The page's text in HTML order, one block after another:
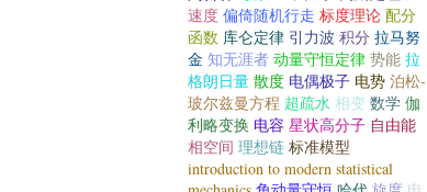
速度 偏倚随机行走 标度理论 配分
函数 库仑定律 引力波 积分 拉马努
金 知无涯者 动量守恒定律 势能 拉
格朗日量 散度 电偶极子 电势 泊松-
玻尔兹曼方程 超疏水 相变 数学 伽
利略变换 电容 星状高分子 自由能
相空间 理想链 标准模型
introduction to modern statistical